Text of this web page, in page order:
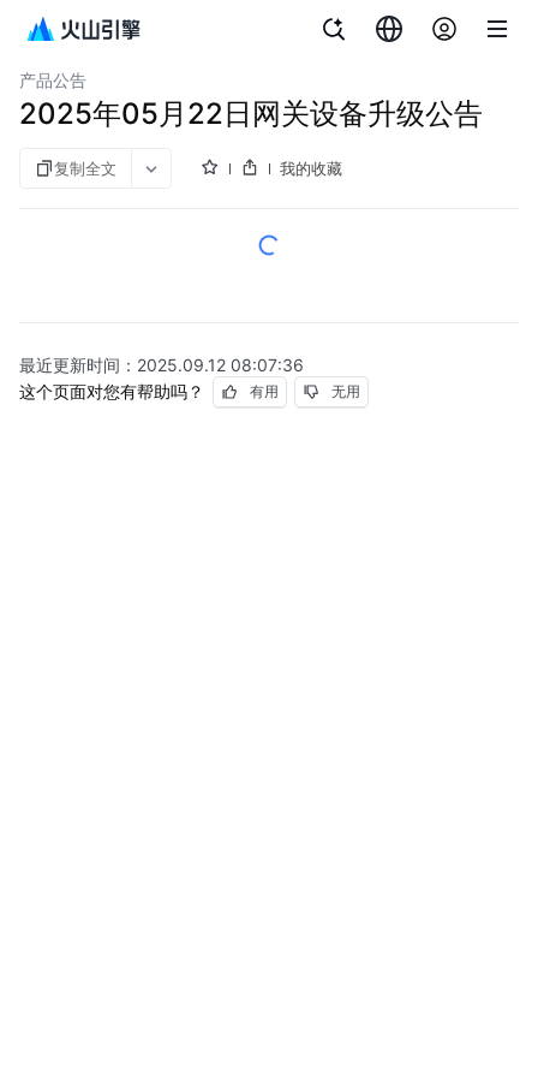
公网IP
产品公告
2025年05月22日网关设备升级公告
复制全文 我的收藏
最近更新时间： 2025.09.12 08:07:36
这个页面对您有帮助吗？
有用 无用